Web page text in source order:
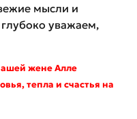
мысли и
уважаем,
жене Алле
тепла и счастья на